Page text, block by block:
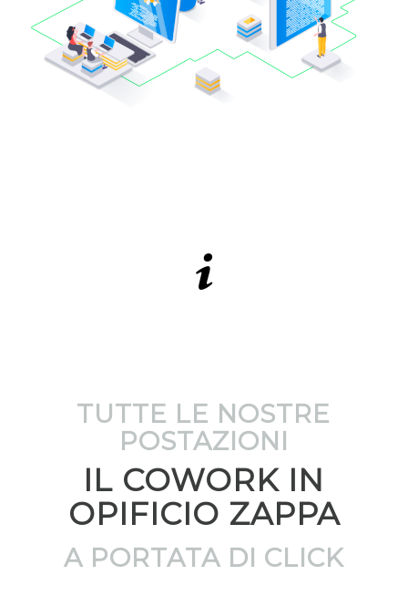
TUTTE LE NOSTRE
POSTAZIONI
IL COWORK IN
OPIFICIO ZAPPA
A PORTATA DI CLICK